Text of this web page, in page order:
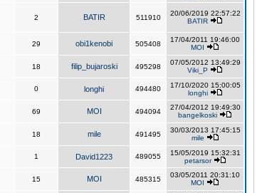
2 BATIR 511910
20/06/2019 22:57:22
BATIR
29 obi1kenobi 505408
17/04/2011 19:46:00
MOI
18 filip_bujaroski 495298
07/05/2012 13:49:29
Viki_P
0 longhi 494480
17/10/2020 15:00:05
longhi
69 MOI 494094
27/04/2012 19:49:30
bangelkoski
18 mile 491495
30/03/2013 17:45:15
mile
1 David1223 489055
15/05/2019 15:32:31
petarsor
15 MOI 485315
03/05/2011 20:31:10
MOI